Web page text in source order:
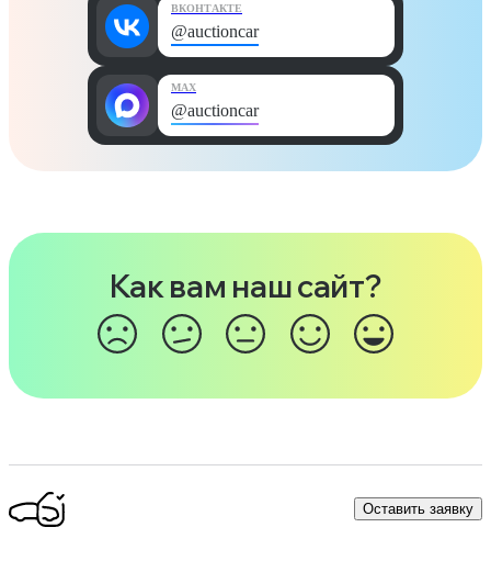
ВКОНТАКТЕ
@auctioncar
MAX
@auctioncar
Как вам наш сайт?
Оставить заявку